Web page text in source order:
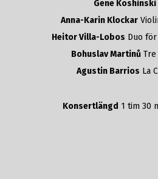
Gene Koshinski
Anna-Karin Klockar
Heitor Villa-Lobos Duo
Bohuslav Martinů
Agustin Barrios La
Konsertlängd 1 tim 30